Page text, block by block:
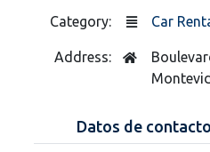
Category: Car
Address:
Datos de contacto